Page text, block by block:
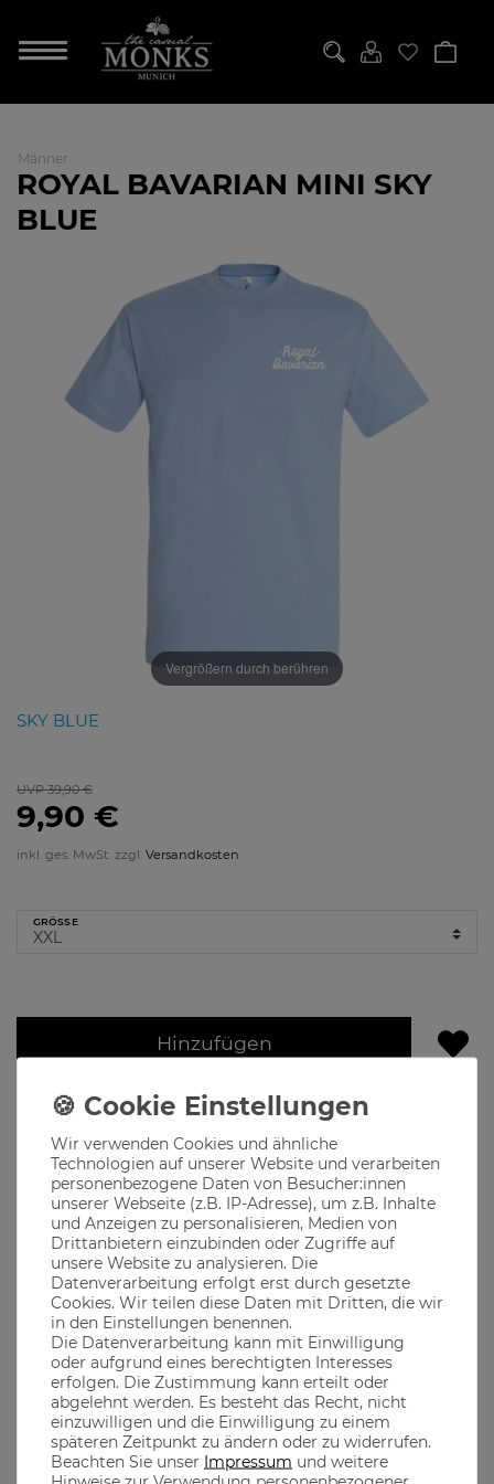
Männer
ROYAL BAVARIAN MINI SKY
BLUE
Vergrößern durch berühren
SKY BLUE
UVP 39,90 €
9,90 €
inkl. ges. MwSt. zzgl. Versandkosten
GRÖSSE
Hinzufügen
Lieferzeit 1-3 Werktage
Produktbeschreibung
Das "Royal Bavarian" Shirt ist ein echter Klassiker für alle, die
ihre Liebe zu Bayern mit Stil zeigen möchten.
Mit dem dezenten "Royal Bavarian" Schriftzug auf der Brust,
bietet dieses Shirt eine edle und zurückhaltende Art, deine
Verbundenheit zu unserer schönen Heimat auszudrücken.
Ideal für jeden Tag, wo du ein Stück bayerische Königsklasse
tragen willst!
Material
Aus 100% Baumwolle gefertigt, dadurch ist ein optimaler
Tragekomfort garantiert
Wir verwenden Cookies und ähnliche
Technologien auf unserer Website und verarbeiten
personenbezogene Daten von Besucher:innen
unserer Webseite (z.B. IP-Adresse), um z.B. Inhalte
und Anzeigen zu personalisieren, Medien von
Drittanbietern einzubinden oder Zugriffe auf
unsere Website zu analysieren. Die
Datenverarbeitung erfolgt erst durch gesetzte
Cookies. Wir teilen diese Daten mit Dritten, die wir
in den Einstellungen benennen.
Die Datenverarbeitung kann mit Einwilligung
oder aufgrund eines berechtigten Interesses
erfolgen. Die Zustimmung kann erteilt oder
abgelehnt werden. Es besteht das Recht, nicht
einzuwilligen und die Einwilligung zu einem
späteren Zeitpunkt zu ändern oder zu widerrufen.
Beachten Sie unser Impressum und weitere